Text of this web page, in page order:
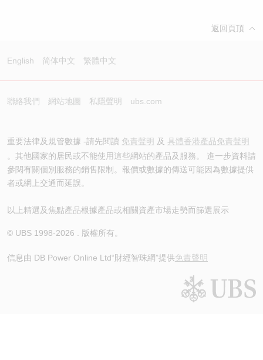
返回頁頂
English 简体中文 繁體中文
聯絡我們 網站地圖 私隱聲明 ubs.com
重要法律及規管數據 -請先閱讀 免責聲明 及 具體香港產品免責聲明
。其他國家的居民或不能使用這些網站的產品及服務。 進一步資料請
參閱有關個別服務的銷售限制。報價或數據的傳送可能因為數據提供
者或網上交通而延誤。
以上精選及焦點產品根據產品或相關資產市場走勢而篩選展示
© UBS 1998-2026 . 版權所有。
信息由 DB Power Online Ltd“財經智珠網”提供免責聲明